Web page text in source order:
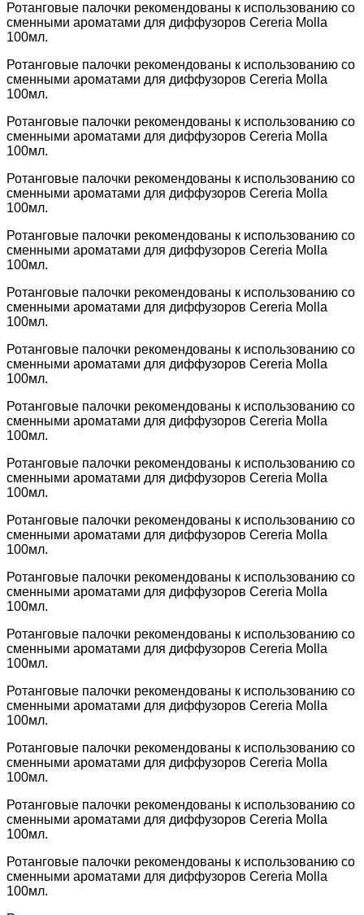
Ротанговые палочки рекомендованы к использованию со
сменными ароматами для диффузоров Cereria Molla
100мл.
Ротанговые палочки рекомендованы к использованию со
сменными ароматами для диффузоров Cereria Molla
100мл.
Ротанговые палочки рекомендованы к использованию со
сменными ароматами для диффузоров Cereria Molla
100мл.
Ротанговые палочки рекомендованы к использованию со
сменными ароматами для диффузоров Cereria Molla
100мл.
Ротанговые палочки рекомендованы к использованию со
сменными ароматами для диффузоров Cereria Molla
100мл.
Ротанговые палочки рекомендованы к использованию со
сменными ароматами для диффузоров Cereria Molla
100мл.
Ротанговые палочки рекомендованы к использованию со
сменными ароматами для диффузоров Cereria Molla
100мл.
Ротанговые палочки рекомендованы к использованию со
сменными ароматами для диффузоров Cereria Molla
100мл.
Ротанговые палочки рекомендованы к использованию со
сменными ароматами для диффузоров Cereria Molla
100мл.
Ротанговые палочки рекомендованы к использованию со
сменными ароматами для диффузоров Cereria Molla
100мл.
Ротанговые палочки рекомендованы к использованию со
сменными ароматами для диффузоров Cereria Molla
100мл.
Ротанговые палочки рекомендованы к использованию со
сменными ароматами для диффузоров Cereria Molla
100мл.
Ротанговые палочки рекомендованы к использованию со
сменными ароматами для диффузоров Cereria Molla
100мл.
Ротанговые палочки рекомендованы к использованию со
сменными ароматами для диффузоров Cereria Molla
100мл.
Ротанговые палочки рекомендованы к использованию со
сменными ароматами для диффузоров Cereria Molla
100мл.
Ротанговые палочки рекомендованы к использованию со
сменными ароматами для диффузоров Cereria Molla
100мл.